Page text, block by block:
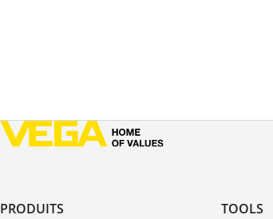
PRODUITS TOOLS